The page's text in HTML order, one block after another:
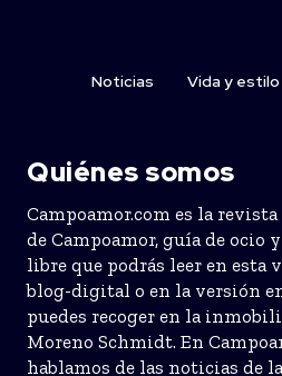
Noticias Vida y estilo
Quiénes somos
Campoamor.com es la revista
de Campoamor, guía de ocio
libre que podrás leer en esta
blog-digital o en la versión
puedes recoger en la
Moreno Schmidt. En
hablamos de las noticias de la